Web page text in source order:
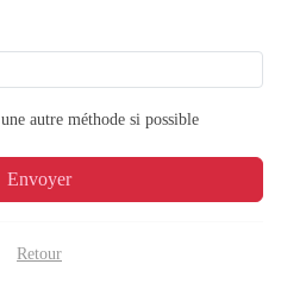
une autre méthode si possible
Envoyer
Retour